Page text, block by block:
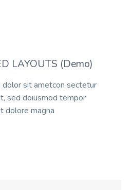
LAYOUTS (Demo)
dolor sit ametcon sectetur
sed doiusmod tempor
dolore magna